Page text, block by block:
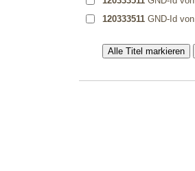
120333511GND-Id von